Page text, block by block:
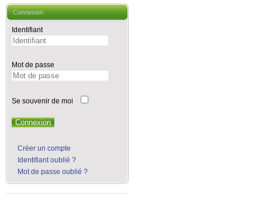
Connexion
Identifiant
Mot de passe
Se souvenir de moi
Connexion
Créer un compte
Identifiant oublié ?
Mot de passe oublié ?